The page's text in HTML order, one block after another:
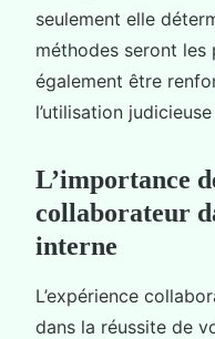
seulement elle
méthodes seront les
également être
l’utilisation
L’importance
collaborateur
interne
L’expérience
dans la réussite de